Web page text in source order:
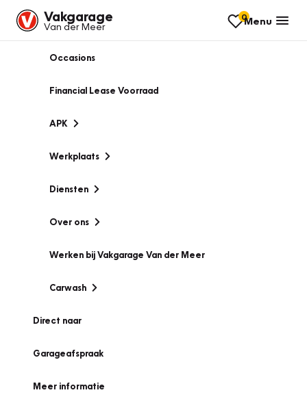
Vakgarage
Van der Meer
0Menu
Occasions
Financial Lease Voorraad
APK
Werkplaats
Diensten
Over ons
Werken bij Vakgarage Van der Meer
Carwash
Direct naar
Garageafspraak
Meer informatie